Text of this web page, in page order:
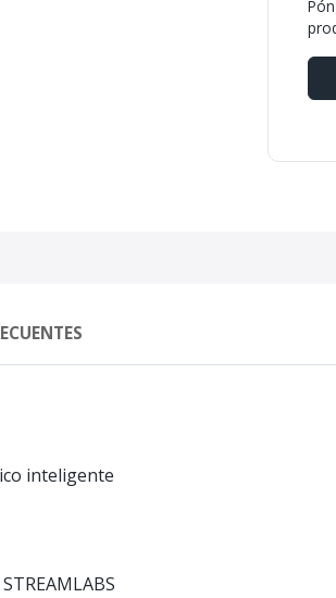
inteligente